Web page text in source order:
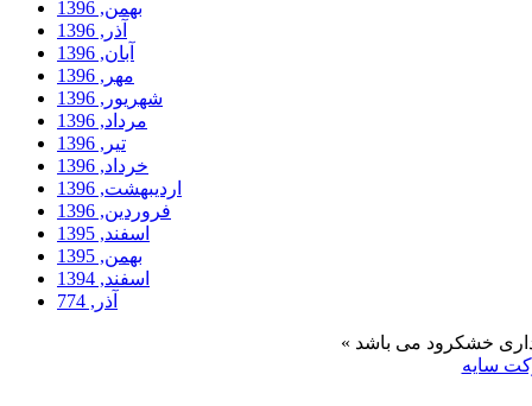
بهمن, 1396
آذر, 1396
آبان, 1396
مهر, 1396
شهریور, 1396
مرداد, 1396
تیر, 1396
خرداد, 1396
ارديبهشت, 1396
فروردين, 1396
اسفند, 1395
بهمن, 1395
اسفند, 1394
آذر, 774
سایه